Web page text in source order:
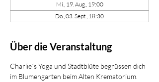
Mi., 19. Aug., 19:00
Do., 03. Sept., 18:30
Über die Veranstaltung
Charlie´s Yoga und Stadtblüte begrüssen dich
im Blumengarten beim Alten Krematorium.